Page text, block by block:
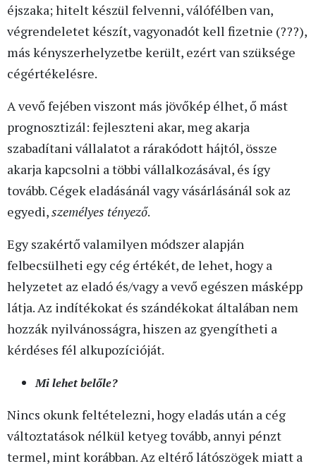
éjszaka; hitelt készül felvenni, válófélben van,
végrendeletet készít, vagyonadót kell fizetnie (???),
más kényszerhelyzetbe került, ezért van szüksége
cégértékelésre.
A vevő fejében viszont más jövőkép élhet, ő mást
prognosztizál: fejleszteni akar, meg akarja
szabadítani vállalatot a rárakódott hájtól, össze
akarja kapcsolni a többi vállalkozásával, és így
tovább. Cégek eladásánál vagy vásárlásánál sok az
egyedi,személyes tényező.
Egy szakértő valamilyen módszer alapján
felbecsülheti egy cég értékét, de lehet, hogy a
helyzetet az eladó és/vagy a vevő egészen másképp
látja. Az indítékokat és szándékokat általában nem
hozzák nyilvánosságra, hiszen az gyengítheti a
kérdéses fél alkupozícióját.
Mi lehet belőle?
Nincs okunk feltételezni, hogy eladás után a cég
változtatások nélkül ketyeg tovább, annyi pénzt
termel, mint korábban. Az eltérő látószögek miatt a